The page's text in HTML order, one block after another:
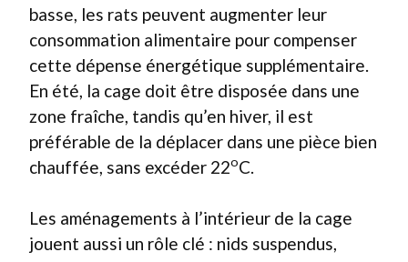
basse, les rats peuvent augmenter leur
consommation alimentaire pour compenser
cette dépense énergétique supplémentaire.
En été, la cage doit être disposée dans une
zone fraîche, tandis qu’en hiver, il est
préférable de la déplacer dans une pièce bien
chauffée, sans excéder 22oC.
Les aménagements à l’intérieur de la cage
jouent aussi un rôle clé : nids suspendus,